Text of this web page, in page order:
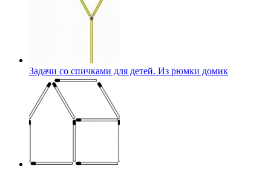
Задачи со спичками для детей. Из рюмки домик